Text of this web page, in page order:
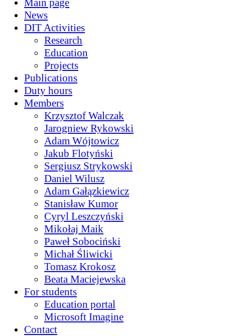
News
DIT Activities
Research
Education
Projects
Publications
Duty hours
Members
Krzysztof Walczak
Jarogniew Rykowski
Adam Wójtowicz
Jakub Flotyński
Sergiusz Strykowski
Daniel Wilusz
Adam Gałązkiewicz
Stanisław Kumor
Cyryl Leszczyński
Mikołaj Maik
Paweł Sobociński
Michał Śliwicki
Tomasz Krokosz
Beata Maciejewska
For students
Education portal
Microsoft Imagine
Contact